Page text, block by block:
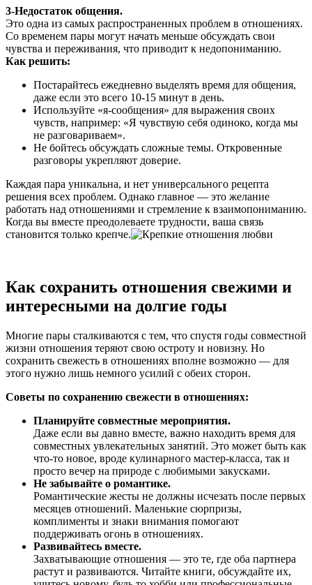
3-Недостаток общения.
Это одна из самых распространенных проблем в отношениях.
Со временем пары могут начать меньше обсуждать свои
чувства и переживания, что приводит к недопониманию.
Как решить:
Постарайтесь ежедневно выделять время для общения,
даже если это всего 10-15 минут в день.
Используйте «я-сообщения» для выражения своих
чувств, например: «Я чувствую себя одиноко, когда мы
не разговариваем».
Не бойтесь обсуждать сложные темы. Откровенные
разговоры укрепляют доверие.
Каждая пара уникальна, и нет универсального рецепта
решения всех проблем. Однако главное — это желание
работать над отношениями и стремление к взаимопониманию.
Когда вы вместе преодолеваете трудности, ваша связь
становится только крепче.
Как сохранить отношения свежими и
интересными на долгие годы
Многие пары сталкиваются с тем, что спустя годы совместной
жизни отношения теряют свою остроту и новизну. Но
сохранить свежесть в отношениях вполне возможно — для
этого нужно лишь немного усилий с обеих сторон.
Советы по сохранению свежести в отношениях:
Планируйте совместные мероприятия.
Даже если вы давно вместе, важно находить время для
совместных увлекательных занятий. Это может быть как
что-то новое, вроде кулинарного мастер-класса, так и
просто вечер на природе с любимыми закусками.
Не забывайте о романтике.
Романтические жесты не должны исчезать после первых
месяцев отношений. Маленькие сюрпризы,
комплименты и знаки внимания помогают
поддерживать огонь в отношениях.
Развивайтесь вместе.
Захватывающие отношения — это те, где оба партнера
растут и развиваются. Читайте книги, обсуждайте их,